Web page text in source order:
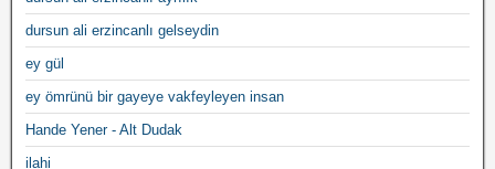
dursun ali erzincanlı gelseydin
ey gül
ey ömrünü bir gayeye vakfeyleyen insan
Hande Yener - Alt Dudak
ilahi